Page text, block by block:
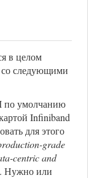
в целом
со следующими
по умолчанию
Infiniband
для этого
grade
centric and
Нужно или